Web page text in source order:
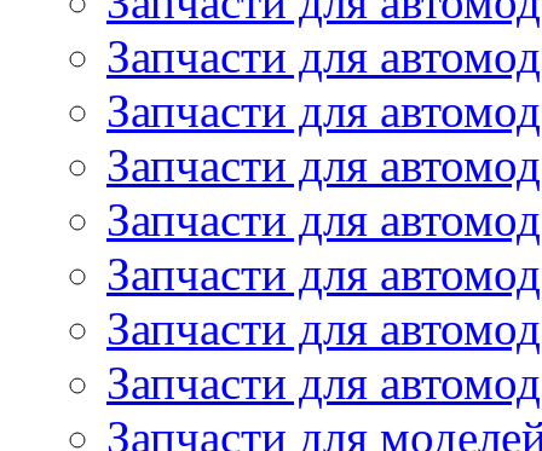
Запчасти для
Запчасти для
Запчасти для
Запчасти для
Запчасти для
Запчасти для
Запчасти для
Запчасти для